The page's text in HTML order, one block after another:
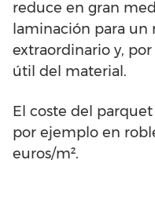
reduce en gran
laminación para
extraordinario y,
útil del material.
El coste del
por ejemplo en
euros/m².